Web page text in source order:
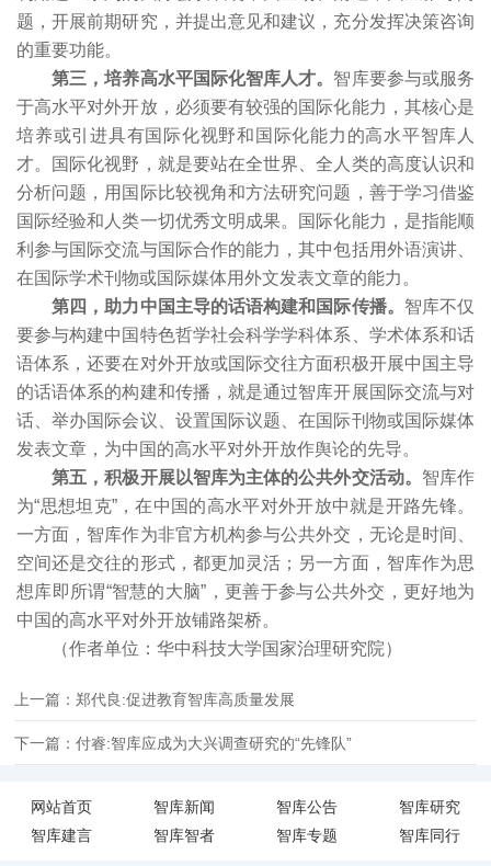
题，开展前期研究，并提出意见和建议，充分发挥决策咨询
的重要功能。
第三，培养高水平国际化智库人才。 智库要参与或服务
于高水平对外开放，必须要有较强的国际化能力，其核心是
培养或引进具有国际化视野和国际化能力的高水平智库人
才。国际化视野，就是要站在全世界、全人类的高度认识和
分析问题，用国际比较视角和方法研究问题，善于学习借鉴
国际经验和人类一切优秀文明成果。国际化能力，是指能顺
利参与国际交流与国际合作的能力，其中包括用外语演讲、
在国际学术刊物或国际媒体用外文发表文章的能力。
第四，助力中国主导的话语构建和国际传播。 智库不仅
要参与构建中国特色哲学社会科学学科体系、学术体系和话
语体系，还要在对外开放或国际交往方面积极开展中国主导
的话语体系的构建和传播，就是通过智库开展国际交流与对
话、举办国际会议、设置国际议题、在国际刊物或国际媒体
发表文章，为中国的高水平对外开放作舆论的先导。
第五，积极开展以智库为主体的公共外交活动。 智库作
为“思想坦克”，在中国的高水平对外开放中就是开路先锋。
一方面，智库作为非官方机构参与公共外交，无论是时间、
空间还是交往的形式，都更加灵活；另一方面，智库作为思
想库即所谓“智慧的大脑”，更善于参与公共外交，更好地为
中国的高水平对外开放铺路架桥。
（作者单位：华中科技大学国家治理研究院）
上一篇：郑代良:促进教育智库高质量发展
下一篇：付睿:智库应成为大兴调查研究的“先锋队”
网站首页 智库新闻 智库公告
智库研究
智库建言
智库智者 智库专题 智库同行